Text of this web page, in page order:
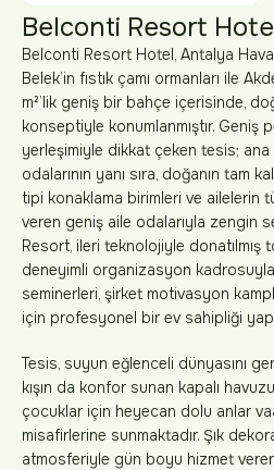
Belconti Resort
Belconti Resort Hotel, Antalya
Belek’in fıstık çamı ormanları ile
m²’lik geniş bir bahçe içerisinde,
konseptiyle konumlanmıştır. Geniş
yerleşimiyle dikkat çeken tesis;
odalarının yanı sıra, doğanın tam
tipi konaklama birimleri ve ailelerin
veren geniş aile odalarıyla zengin
Resort, ileri teknolojiyle donatılmış
deneyimli organizasyon
seminerleri, şirket motivasyon
için profesyonel bir ev sahipliği
Tesis, suyun eğlenceli dünyasını
kışın da konfor sunan kapalı
çocuklar için heyecan dolu anlar
misafirlerine sunmaktadır. Şık
atmosferiyle gün boyu hizmet